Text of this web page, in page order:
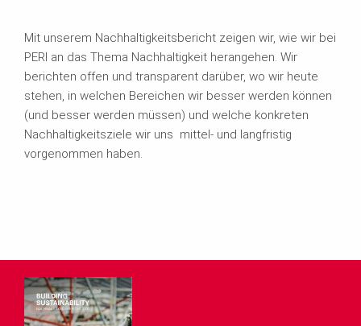
Mit unserem Nachhaltigkeitsbericht zeigen wir, wie wir bei
PERI an das Thema Nachhaltigkeit herangehen. Wir
berichten offen und transparent darüber, wo wir heute
stehen, in welchen Bereichen wir besser werden können
(und besser werden müssen) und welche konkreten
Nachhaltigkeitsziele wir uns mittel- und langfristig
vorgenommen haben.